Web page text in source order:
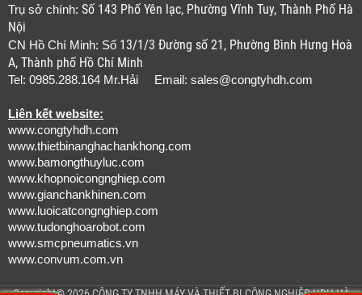
Trụ sở chính: Số 143 Phố Yên lạc, Phường Vĩnh Tuy, Thành Phố Hà
Nội
CN Hồ Chí Minh: Số 13/1/3 Đường số 21, Phường Bình Hưng Hoà
A, Thành phố Hồ Chí Minh
Tel: 0985.288.164 Mr.Hải Email: sales@congtyhdh.com
Liên kết website:
www.congtyhdh.com
www.thietbinanghachankhong.com
www.bamongthuyluc.com
www.khopnoicongnghiep.com
www.gianchankhinen.com
www.luoicatcongnghiep.com
www.tudonghoarobot.com
www.smcpneumatics.vn
www.convum.com.vn